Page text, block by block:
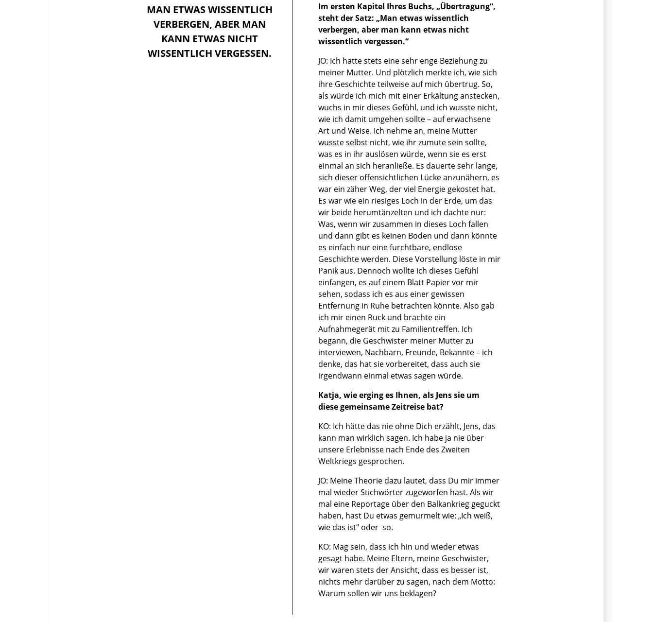
MAN ETWAS WISSENTLICH
VERBERGEN, ABER MAN
KANN ETWAS NICHT
WISSENTLICH VERGESSEN.
Im ersten Kapitel Ihres Buchs, „Übertragung“,
steht der Satz: „Man etwas wissentlich
verbergen, aber man kann etwas nicht
wissentlich vergessen.“
JO: Ich hatte stets eine sehr enge Beziehung zu
meiner Mutter. Und plötzlich merkte ich, wie sich
ihre Geschichte teilweise auf mich übertrug. So,
als würde ich mich mit einer Erkältung anstecken,
wuchs in mir dieses Gefühl, und ich wusste nicht,
wie ich damit umgehen sollte – auf erwachsene
Art und Weise. Ich nehme an, meine Mutter
wusste selbst nicht, wie ihr zumute sein sollte,
was es in ihr auslösen würde, wenn sie es erst
einmal an sich heranließe. Es dauerte sehr lange,
sich dieser offensichtlichen Lücke anzunähern, es
war ein zäher Weg, der viel Energie gekostet hat.
Es war wie ein riesiges Loch in der Erde, um das
wir beide herumtänzelten und ich dachte nur:
Was, wenn wir zusammen in dieses Loch fallen
und dann gibt es keinen Boden und dann könnte
es einfach nur eine furchtbare, endlose
Geschichte werden. Diese Vorstellung löste in mir
Panik aus. Dennoch wollte ich dieses Gefühl
einfangen, es auf einem Blatt Papier vor mir
sehen, sodass ich es aus einer gewissen
Entfernung in Ruhe betrachten könnte. Also gab
ich mir einen Ruck und brachte ein
Aufnahmegerät mit zu Familientreffen. Ich
begann, die Geschwister meiner Mutter zu
interviewen, Nachbarn, Freunde, Bekannte – ich
denke, das hat sie vorbereitet, dass auch sie
irgendwann einmal etwas sagen würde.
Katja, wie erging es Ihnen, als Jens sie um
diese gemeinsame Zeitreise bat?
KO: Ich hätte das nie ohne Dich erzählt, Jens, das
kann man wirklich sagen. Ich habe ja nie über
unsere Erlebnisse nach Ende des Zweiten
Weltkriegs gesprochen.
JO: Meine Theorie dazu lautet, dass Du mir immer
mal wieder Stichwörter zugeworfen hast. Als wir
mal eine Reportage über den Balkankrieg geguckt
haben, hast Du etwas gemurmelt wie: „Ich weiß,
wie das ist“ oder so.
KO: Mag sein, dass ich hin und wieder etwas
gesagt habe. Meine Eltern, meine Geschwister,
wir waren stets der Ansicht, dass es besser ist,
nichts mehr darüber zu sagen, nach dem Motto:
Warum sollen wir uns beklagen?